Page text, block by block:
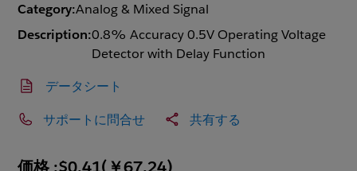
Category:Analog & Mixed Signal
Description:0.8% Accuracy 0.5V Operating Voltage
Detector with Delay Function
データシート
サポートに問合せ 共有する
価格 :$0.41(￥67.24)